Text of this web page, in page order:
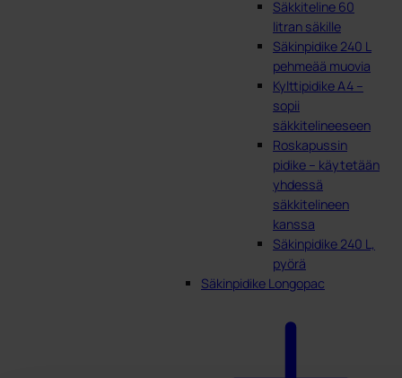
Säkkiteline 60
litran säkille
Säkinpidike 240 L
pehmeää muovia
Kylttipidike A4 –
sopii
säkkitelineeseen
Roskapussin
pidike – käytetään
yhdessä
säkkitelineen
kanssa
Säkinpidike 240 L,
pyörä
Säkinpidike Longopac